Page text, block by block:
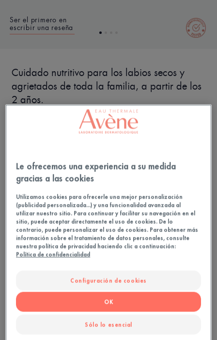
Ser el primero en
escribir una reseña
Cuidado nutritivo para los labios secos y
agrietados de toda la familia, a partir de los
2 años.
Una intensa sensación de bienestar.
Nutritivo, reparador, calmante.
Ideal para
Familia
Fabricado en Francia
Le ofrecemos una experiencia a su medida
gracias a las cookies
Utilizamos cookies para ofrecerle una mejor personalización
(publicidad personalizada...) y una funcionalidad avanzada al
utilizar nuestro sitio. Para continuar y facilitar su navegación en el
sitio, puede aceptar directamente el uso de cookies. De lo
contrario, puede personalizar el uso de cookies. Para obtener más
información sobre el tratamiento de datos personales, consulte
nuestra política de privacidad haciendo clic a continuación:
Política de confidencialidad
Configuración de cookies
Sólo lo esencial
OK